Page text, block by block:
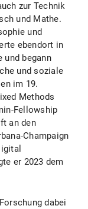
zur Technik
und Mathe.
und
ebendort in
und begann
und soziale
im 19.
Methods
Fellowship
an den
Champaign
er 2023 dem
dabei